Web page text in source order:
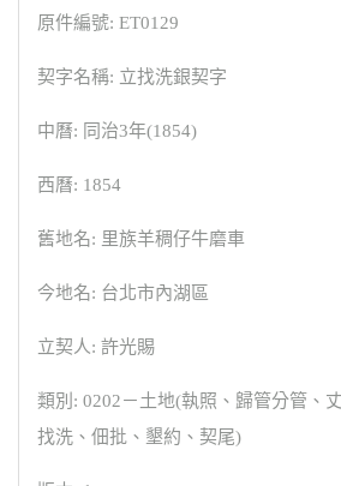
原件編號: ET0129
契字名稱: 立找洗銀契字
中曆: 同治3年(1854)
西曆: 1854
舊地名: 里族羊稠仔牛磨車
今地名: 台北市內湖區
立契人: 許光賜
類別: 0202－土地(執照、歸管分管、
找洗、佃批、墾約、契尾)